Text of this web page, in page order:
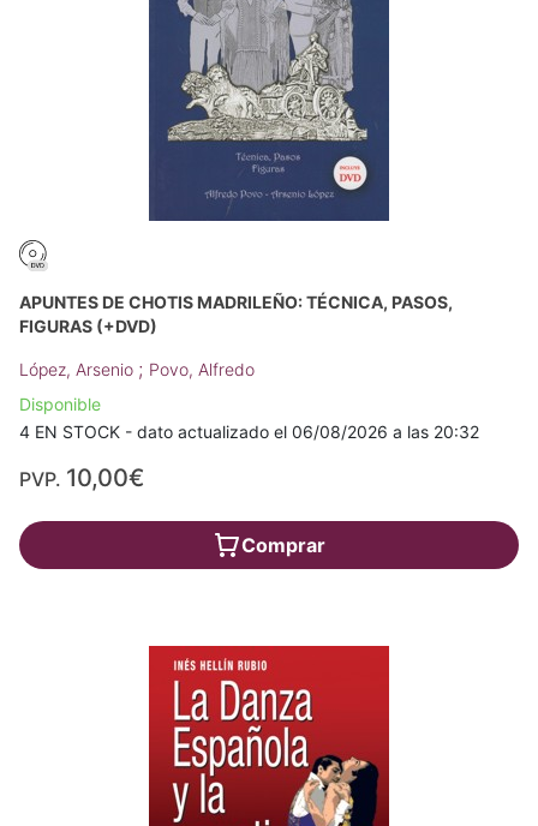
APUNTES DE CHOTIS MADRILEÑO: TÉCNICA, PASOS,
FIGURAS (+DVD)
López, Arsenio ; Povo, Alfredo
Disponible
4 EN STOCK - dato actualizado el 06/08/2026 a las 20:32
PVP. 10,00€
Comprar